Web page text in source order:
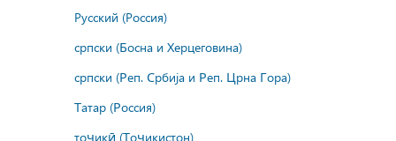
Русский (Россия)
српски (Босна и Херцеговина)
српски (Реп. Србија и Реп. Црна Гора)
Татар (Россия)
тоҷикӣ (Тоҷикистон)